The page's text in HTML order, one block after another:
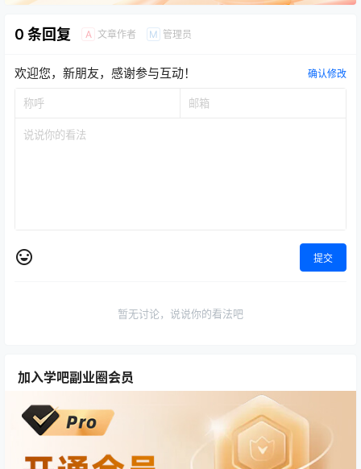
0 条回复 A 文章作者 M 管理员
欢迎您，新朋友，感谢参与互动！ 确认修改
提交
暂无讨论，说说你的看法吧
加入学吧副业圈会员